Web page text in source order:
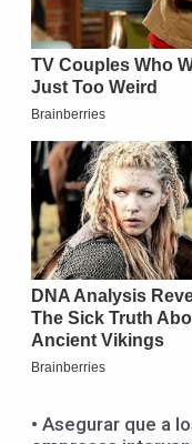
• Asegurar que a